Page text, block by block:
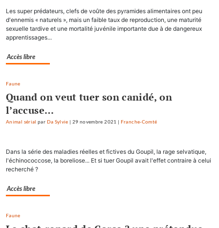
Les super prédateurs, clefs de voûte des pyramides alimentaires ont peu
d'ennemis « naturels », mais un faible taux de reproduction, une maturité
sexuelle tardive et une mortalité juvénile importante due à de dangereux
apprentissages...
Accès libre
Faune
Quand on veut tuer son canidé, on
l’accuse…
Animal sérial par Da Sylvie | 29 novembre 2021 | Franche-Comté
Dans la série des maladies réelles et fictives du Goupil, la rage selvatique,
l'échinococcose, la boreliose... Et si tuer Goupil avait l'effet contraire à celui
recherché ?
Accès libre
Faune